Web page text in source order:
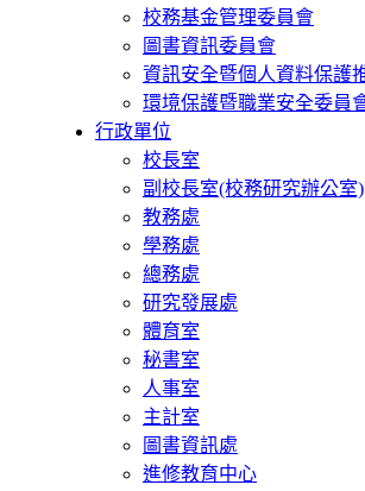
校務基金管理委員會
圖書資訊委員會
資訊安全暨個人資料保護
環境保護暨職業安全委員
行政單位
校長室
副校長室(校務研究辦公室)
教務處
學務處
總務處
研究發展處
體育室
秘書室
人事室
主計室
圖書資訊處
進修教育中心